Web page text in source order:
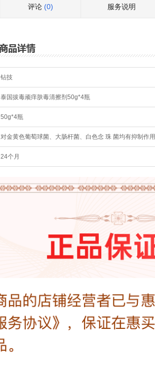
评论 (0) 服务说明
钻技
泰国拔毒顽痒肤毒清擦剂50g*4瓶
50g*4瓶
对金黄色葡萄球菌、大肠杆菌、白色念 珠 菌均有抑制作用
24个月